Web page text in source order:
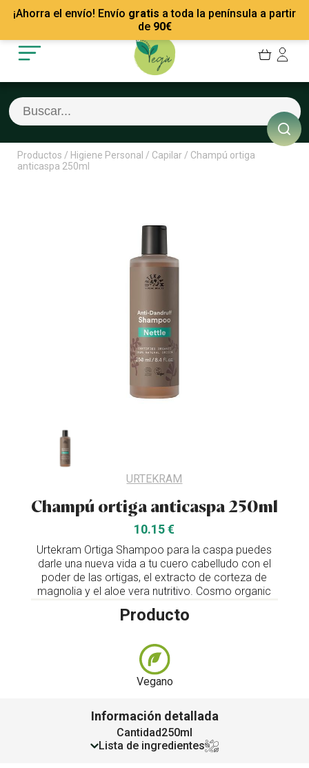
¡Ahorra el envío! Envío gratis a toda la península a partir
de 90€
Mis Pedidos
Mis favoritos
Cerrar sesión
Recetas
Empresas
Contacto
Productos / Higiene Personal / Capilar / Champú ortiga
anticaspa 250ml
URTEKRAM
Champú ortiga anticaspa 250ml
10.15 €
Urtekram Ortiga Shampoo para la caspa puedes
darle una nueva vida a tu cuero cabelludo con el
poder de las ortigas, el extracto de corteza de
magnolia y el aloe vera nutritivo. Cosmo organic
Producto
Vegano
Información detallada
Cantidad250ml
Lista de ingredientes